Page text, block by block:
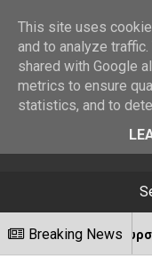
Breaking News
Πυρσόγιαννης
This site uses
and to analyze
shared with Google
metrics to ensure
statistics, and to